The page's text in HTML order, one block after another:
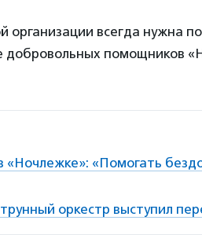
организации всегда нужна
добровольных помощников
«Ночлежке»: «Помогать
оркестр выступил